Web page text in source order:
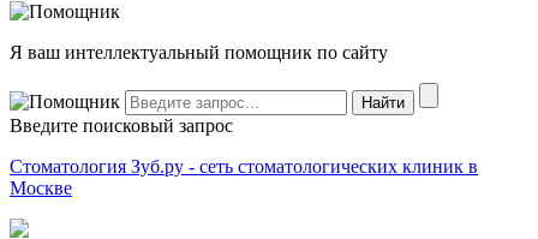
Я ваш интеллектуальный помощник по сайту
Введите поисковый запрос
Стоматология Зуб.ру - сеть стоматологических клиник в
Москве